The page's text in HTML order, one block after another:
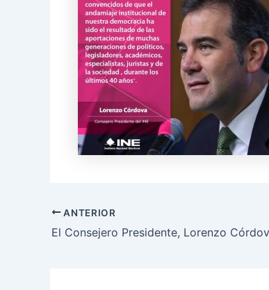
ANTERIOR